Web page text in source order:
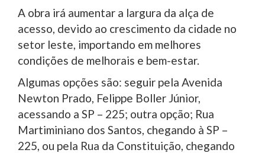
A obra irá aumentar a largura da alça de
acesso, devido ao crescimento da cidade no
setor leste, importando em melhores
condições de melhorais e bem-estar.
Algumas opções são: seguir pela Avenida
Newton Prado, Felippe Boller Júnior,
acessando a SP – 225; outra opção; Rua
Martiminiano dos Santos, chegando à SP –
225, ou pela Rua da Constituição, chegando